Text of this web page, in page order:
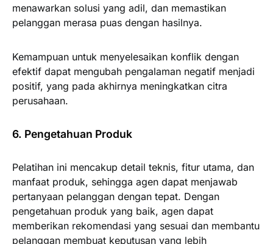
menawarkan solusi yang adil, dan memastikan
pelanggan merasa puas dengan hasilnya.
Kemampuan untuk menyelesaikan konflik dengan
efektif dapat mengubah pengalaman negatif menjadi
positif, yang pada akhirnya meningkatkan citra
perusahaan.
6. Pengetahuan Produk
Pelatihan ini mencakup detail teknis, fitur utama, dan
manfaat produk, sehingga agen dapat menjawab
pertanyaan pelanggan dengan tepat. Dengan
pengetahuan produk yang baik, agen dapat
memberikan rekomendasi yang sesuai dan membantu
pelanggan membuat keputusan yang lebih